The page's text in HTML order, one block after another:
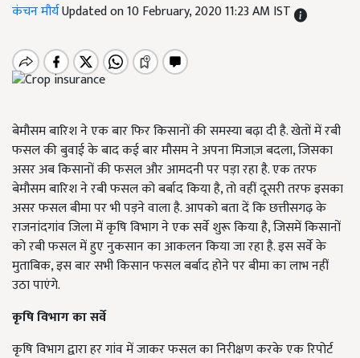
कंचन मौर्यUpdated on 10 February, 2020 11:23 AM IST
बेमौसम बारिश ने एक बार फिर किसानों की समस्या बढ़ा दी है. खेतों में रबी
फसल की बुवाई के बाद कई बार मौसम ने अपना मिजाज़ बदला, जिसका
असर अब किसानों की फसल और आमदनी पर पड़ा रहा है. एक तरफ
बेमौसम बारिश ने रबी फसल को बर्बाद किया है, तो वहीं दूसरी तरफ इसका
असर फसल बीमा पर भी पड़ने वाला है. आपको बता दें कि छत्तीसगढ़ के
राजनांदगांव जिला में कृषि विभाग ने एक सर्वे शुरू किया है, जिसमें किसानों
को रबी फसल में हुए नुकसान का आकलन किया जा रहा है. इस सर्वे के
मुताबिक, इस बार सभी किसान फसल बर्बाद होने पर बीमा का लाभ नहीं
उठा पाएंगे.
कृषि विभाग का सर्वे
कृषि विभाग द्वारा हर गांव में जाकर फसल का निरीक्षण करके एक रिपोर्ट